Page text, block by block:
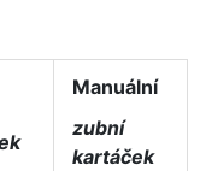
Manuální
zubní
kartáček